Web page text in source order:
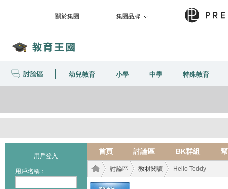
關於集團 集團品牌
討論區 幼兒教育 小學 中學 特殊教育
用戶登入
用戶名稱：
首頁 討論區 BK群組
討論區 教材閱讀 Hello Teddy